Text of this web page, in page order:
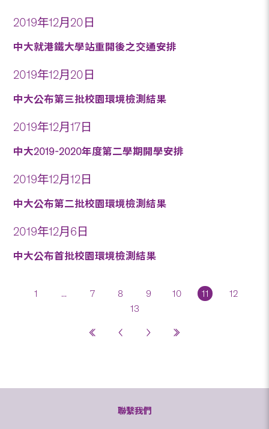
2019年12月20日
中大就港鐵大學站重開後之交通安排
2019年12月20日
中大公布第三批校園環境檢測結果
2019年12月17日
中大2019-2020年度第二學期開學安排
2019年12月12日
中大公布第二批校園環境檢測結果
2019年12月6日
中大公布首批校園環境檢測結果
1 ... 7 8 9 10 11
12
13
聯繫我們